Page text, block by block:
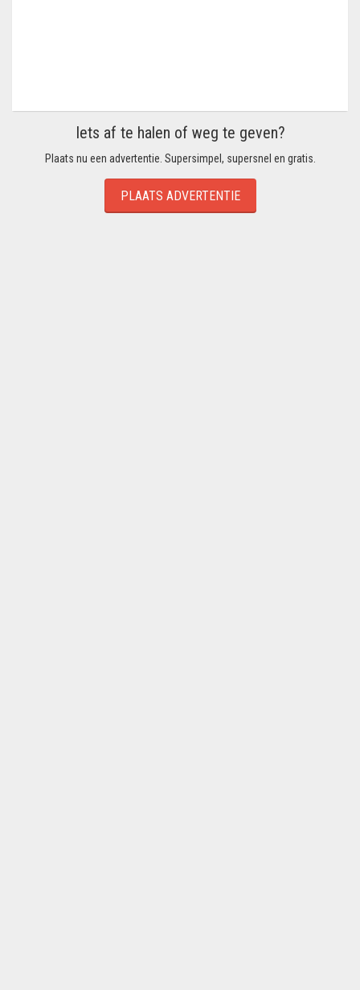
Iets af te halen of weg te geven?
Plaats nu een advertentie. Supersimpel, supersnel en gratis.
PLAATS ADVERTENTIE